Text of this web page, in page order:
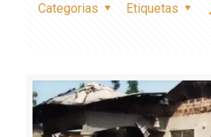
Categorias Etiquetas